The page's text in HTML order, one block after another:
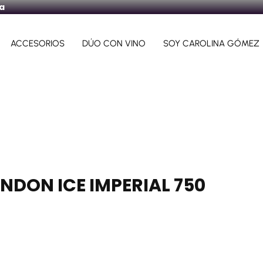
ACCESORIOS DÚO CON VINO SOY CAROLINA GÓMEZ
ICE IMPERIAL 750